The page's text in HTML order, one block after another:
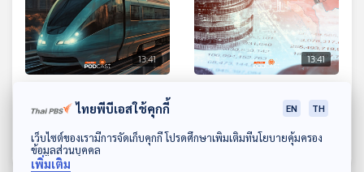
ดาวน์โหลด Thai PBS Podcast Application
13:41
แบบไหน ในวันที่ไทยมีรถไฟ
ความเร็วสูง
เศรษฐกิจติดบ้าน
13:41
"ศูนย์กลางการเงินโลก" แล้ว
หรือยัง ?
เศรษฐกิจติดบ้าน
ไทยพีบีเอสใช้คุกกี้ EN TH
เว็บไซต์ของเรามีการจัดเก็บคุกกี้ โปรดศึกษาเพิ่มเติมที่นโยบายคุ้มครอง
ข้อมูลส่วนบุคคล
เพิ่มเติม